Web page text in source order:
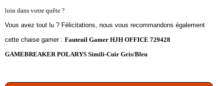
loin dans votre quête ?
Vous avez tout lu ? Félicitations, nous vous recommandons également
cette chaise gamer : Fauteuil Gamer HJH OFFICE 729428
GAMEBREAKER POLARYS Simili-Cuir Gris/Bleu